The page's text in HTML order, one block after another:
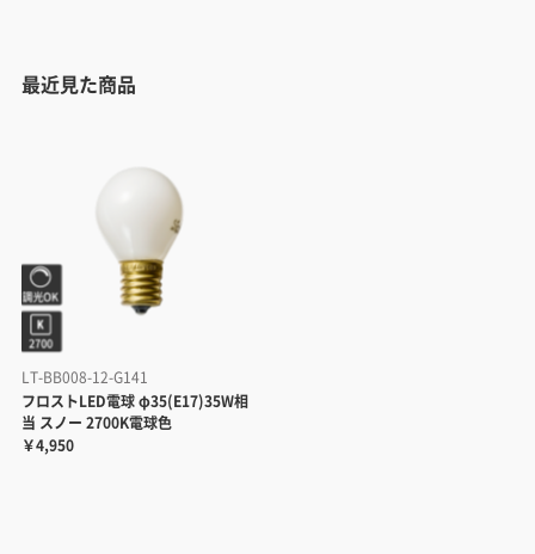
最近見た商品
LT-BB008-12-G141
フロストLED電球 φ35(E17)35W相
当 スノー 2700K電球色
￥4,950